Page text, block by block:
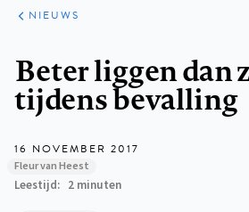
ARTIKELEN
HET
KORT
NIEUWS
Beter liggen dan
tijdens bevalling
16 NOVEMBER 2017
Fleur van Heest
Leestijd 2 minuten